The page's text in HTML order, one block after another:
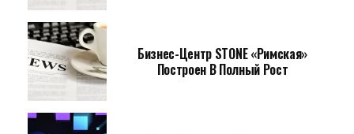
Бизнес-Центр STONE «Римская»
Построен В Полный Рост